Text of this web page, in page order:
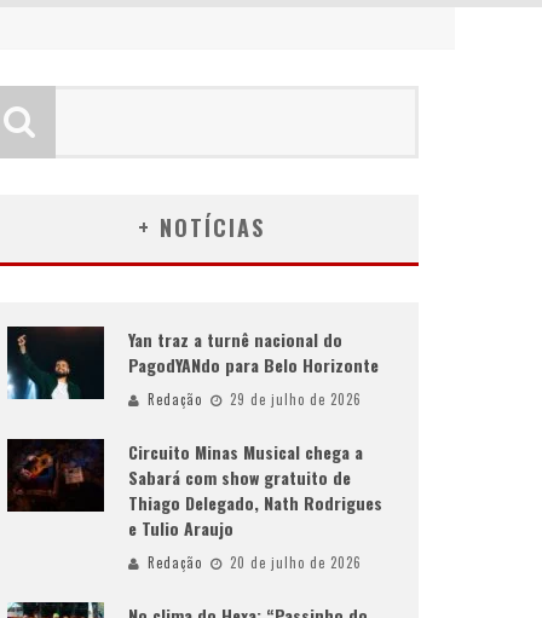
+ NOTÍCIAS
Yan traz a turnê nacional do
PagodYANdo para Belo Horizonte
Redação 29 de julho de 2026
Circuito Minas Musical chega a
Sabará com show gratuito de
Thiago Delegado, Nath Rodrigues
e Tulio Araujo
Redação 20 de julho de 2026